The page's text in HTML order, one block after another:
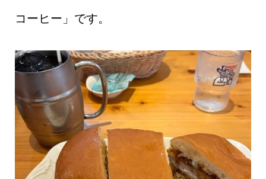
コーヒー」です。